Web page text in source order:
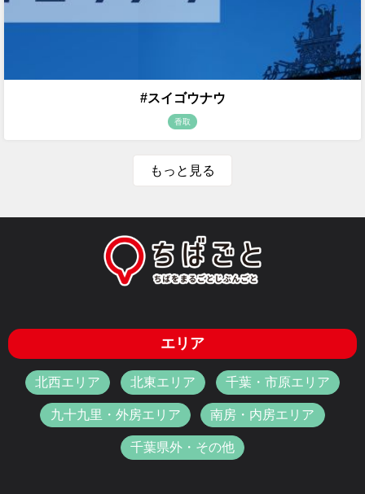
#スイゴウナウ
香取
もっと見る
エリア
北西エリア 北東エリア 千葉・市原エリア
九十九里・外房エリア 南房・内房エリア
千葉県外・その他